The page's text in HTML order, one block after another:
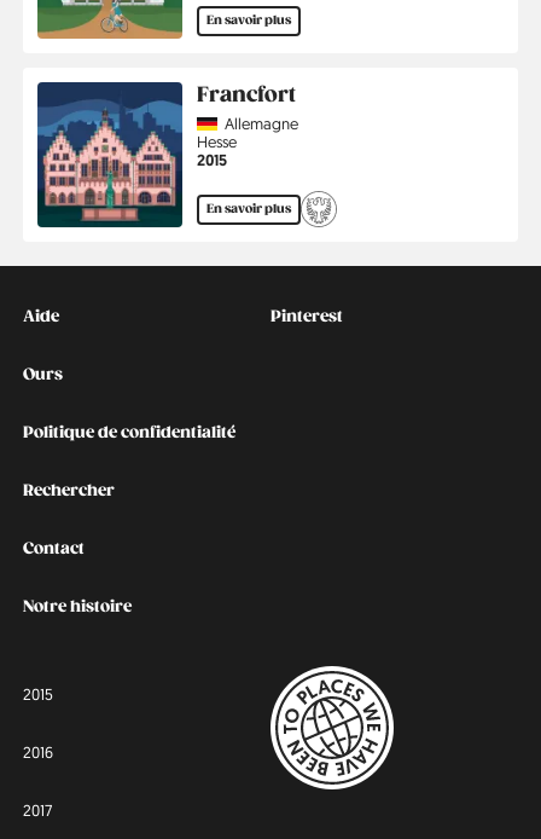
En savoir plus
Francfort
CountryAllemagne
Région
Hesse
Année
2015
En savoir plus
Kontakt
Aide
Ours
Politique de confidentialité
Rechercher
Contact
Notre histoire
Social
Pinterest
2015
2016
2017